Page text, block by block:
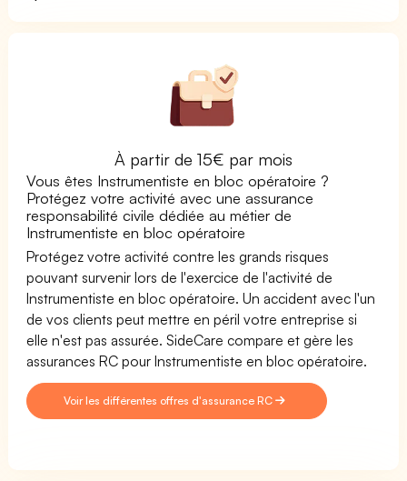
À partir de 15€ par mois
Vous êtes Instrumentiste en bloc opératoire ?
Protégez votre activité avec une assurance
responsabilité civile dédiée au métier de
Instrumentiste en bloc opératoire
Protégez votre activité contre les grands risques
pouvant survenir lors de l'exercice de l'activité de
Instrumentiste en bloc opératoire. Un accident avec l'un
de vos clients peut mettre en péril votre entreprise si
elle n'est pas assurée. SideCare compare et gère les
assurances RC pour Instrumentiste en bloc opératoire.
Voir les différentes offres d'assurance RC